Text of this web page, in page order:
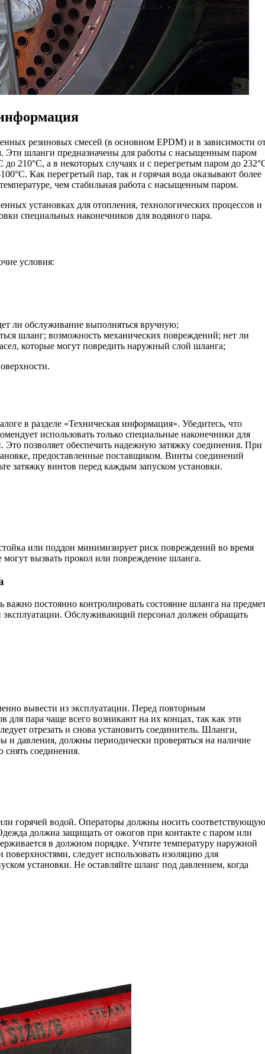
резиновых смесей (в основном EPDM) и в зависимости
Эти шланги предназначены для работы с насыщенным паром
210°C, а в некоторых случаях и с перегретым паром до
Как перегретый пар, так и горячая вода оказывают более
чем стабильная работа с насыщенным паром.
установках для отопления, технологических процессов и
специальных наконечников для водяного пара.
условия:
ли обслуживание выполняться вручную;
шланг; возможность механических повреждений; нет ли
которые могут повредить наружный слой шланга;
в разделе «Техническая информация». Убедитесь, что
использовать только специальные наконечники для
позволяет обеспечить надежную затяжку соединения. При
предоставленные поставщиком. Винты соединений
затяжку винтов перед каждым запуском установки.
или поддон минимизирует риск повреждений во время
вызвать прокол или повреждение шланга.
постоянно контролировать состояние шланга на
эксплуатации. Обслуживающий персонал должен обращать
вывести из эксплуатации. Перед повторным
пара чаще всего возникают на их концах, так как эти
отрезать и снова установить соединитель. Шланги,
и давления, должны периодически проверяться на наличие
снять соединения.
горячей водой. Операторы должны носить
должна защищать от ожогов при контакте с паром или
в должном порядке. Учтите температуру наружной
следует использовать изоляцию для
установки. Не оставляйте шланг под давлением, когда